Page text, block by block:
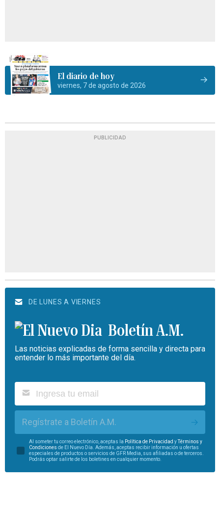
El diario de hoy
viernes, 7 de agosto de 2026
PUBLICIDAD
DE LUNES A VIERNES
Boletín A.M.
Las noticias explicadas de forma sencilla y directa para
entender lo más importante del día.
Regístrate a Boletín A.M.
Al someter tu correo electrónico, aceptas la Política de Privacidad yTérminos y
Condiciones de El Nuevo Día. Además, aceptas recibir información u ofertas
especiales de productos o servicios de GFR Media, sus afiliadas o de terceros.
Podrás optar salirte de los boletines en cualquier momento.